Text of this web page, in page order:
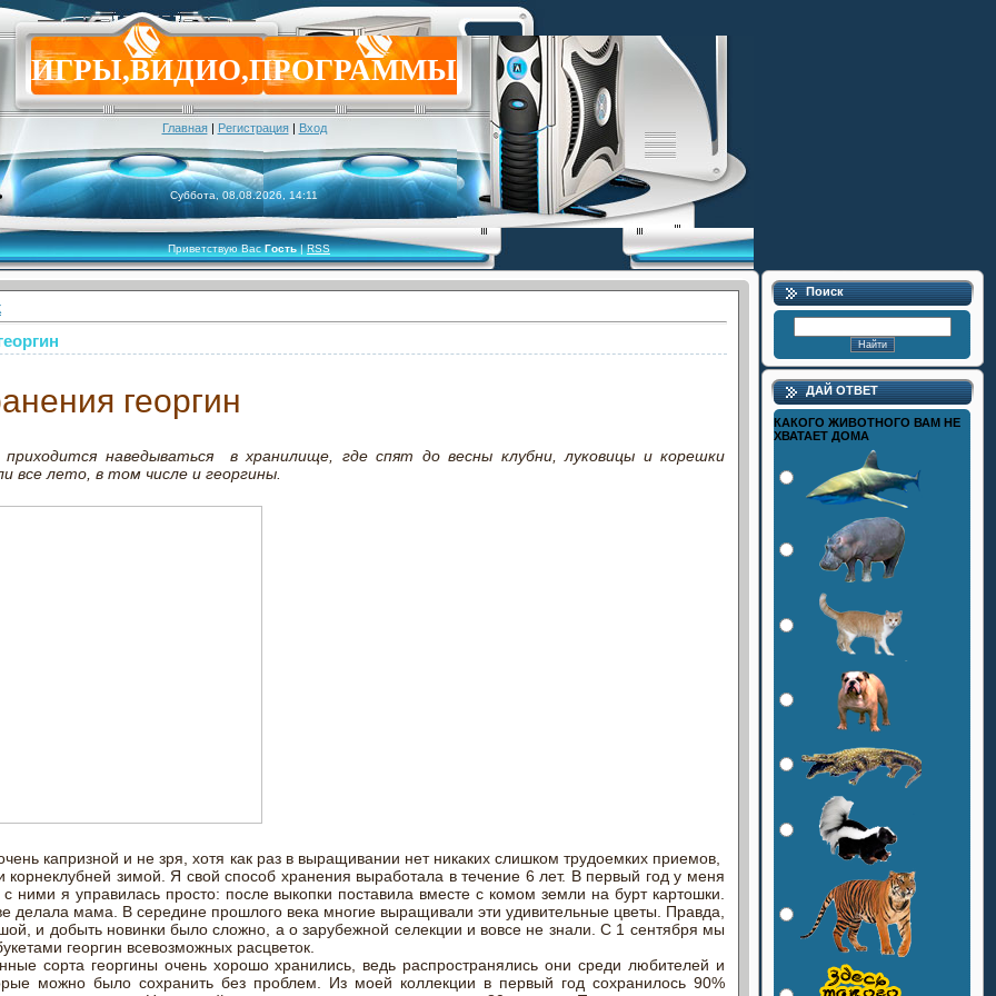
ИГРЫ,ВИДИО,ПРОГРАММЫ
Главная| Регистрация| Вход
Суббота, 08.08.2026, 14:11
Приветствую Вас Гость|RSS
георгин
наведываться в хранилище, где спят до весны клубни, луковицы и корешки
все лето, в том числе и георгины.
капризной и не зря, хотя как раз в выращивании нет никаких слишком трудоемких приемов,
корнеклубней зимой. Я свой способ хранения выработала в течение 6 лет. В первый год у меня
ними я управилась просто: после выкопки поставила вместе с комом земли на бурт картошки.
делала мама. В середине прошлого века многие выращивали эти удивительные цветы. Правда,
и добыть новинки было сложно, а о зарубежной селекции и вовсе не знали. С 1 сентября мы
георгин всевозможных расцветок.
сорта георгины очень хорошо хранились, ведь распространялись они среди любителей и
можно было сохранить без проблем. Из моей коллекции в первый год сохранилось 90%
Поиск
ДАЙ ОТВЕТ
КАКОГО ЖИВОТНОГО ВАМ НЕ
ХВАТАЕТ ДОМА